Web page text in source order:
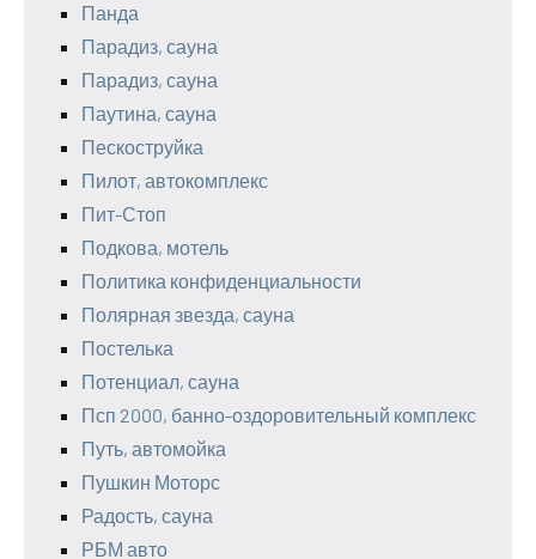
Панда
Парадиз, сауна
Парадиз, сауна
Паутина, сауна
Пескоструйка
Пилот, автокомплекс
Пит-Стоп
Подкова, мотель
Политика конфиденциальности
Полярная звезда, сауна
Постелька
Потенциал, сауна
Псп 2000, банно-оздоровительный комплекс
Путь, автомойка
Пушкин Моторс
Радость, сауна
РБМ авто